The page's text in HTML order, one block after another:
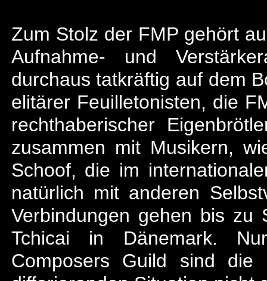
Zum Stolz der FMP gehört
Aufnahme- und
durchaus tatkräftig auf dem
elitärer Feuilletonisten, die
rechthaberischer
zusammen mit Musikern,
Schoof, die im
natürlich mit anderen
Verbindungen gehen bis zu
Tchicai in Dänemark.
Composers Guild sind